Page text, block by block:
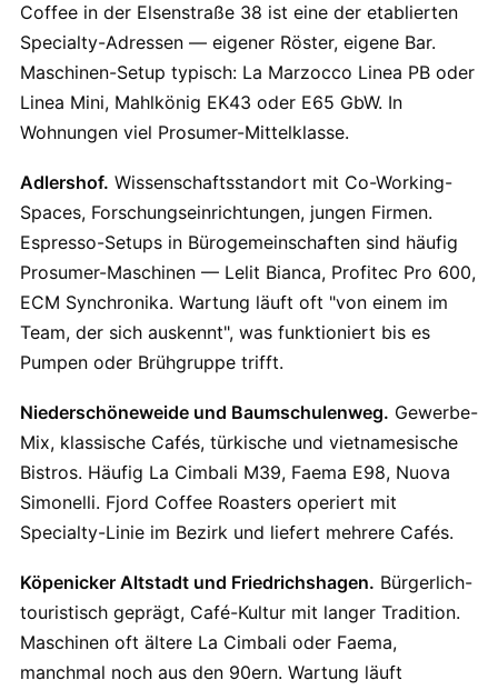
Coffee in der Elsenstraße 38 ist eine der etablierten
Specialty-Adressen — eigener Röster, eigene Bar.
Maschinen-Setup typisch: La Marzocco Linea PB oder
Linea Mini, Mahlkönig EK43 oder E65 GbW. In
Wohnungen viel Prosumer-Mittelklasse.
Adlershof. Wissenschaftsstandort mit Co-Working-
Spaces, Forschungseinrichtungen, jungen Firmen.
Espresso-Setups in Bürogemeinschaften sind häufig
Prosumer-Maschinen — Lelit Bianca, Profitec Pro 600,
ECM Synchronika. Wartung läuft oft "von einem im
Team, der sich auskennt", was funktioniert bis es
Pumpen oder Brühgruppe trifft.
Niederschöneweide und Baumschulenweg. Gewerbe-
Mix, klassische Cafés, türkische und vietnamesische
Bistros. Häufig La Cimbali M39, Faema E98, Nuova
Simonelli. Fjord Coffee Roasters operiert mit
Specialty-Linie im Bezirk und liefert mehrere Cafés.
Köpenicker Altstadt und Friedrichshagen. Bürgerlich-
touristisch geprägt, Café-Kultur mit langer Tradition.
Maschinen oft ältere La Cimbali oder Faema,
manchmal noch aus den 90ern. Wartung läuft